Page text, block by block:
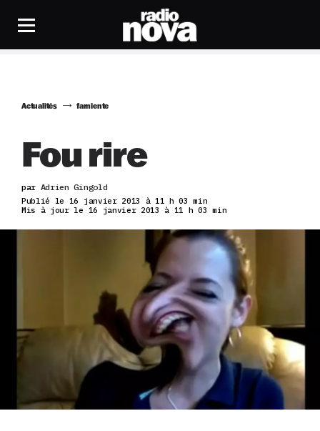
Actualités farniente
Fou rire
par Adrien Gingold
Publié le 16 janvier 2013 à 11 h 03 min
Mis à jour le 16 janvier 2013 à 11 h 03 min